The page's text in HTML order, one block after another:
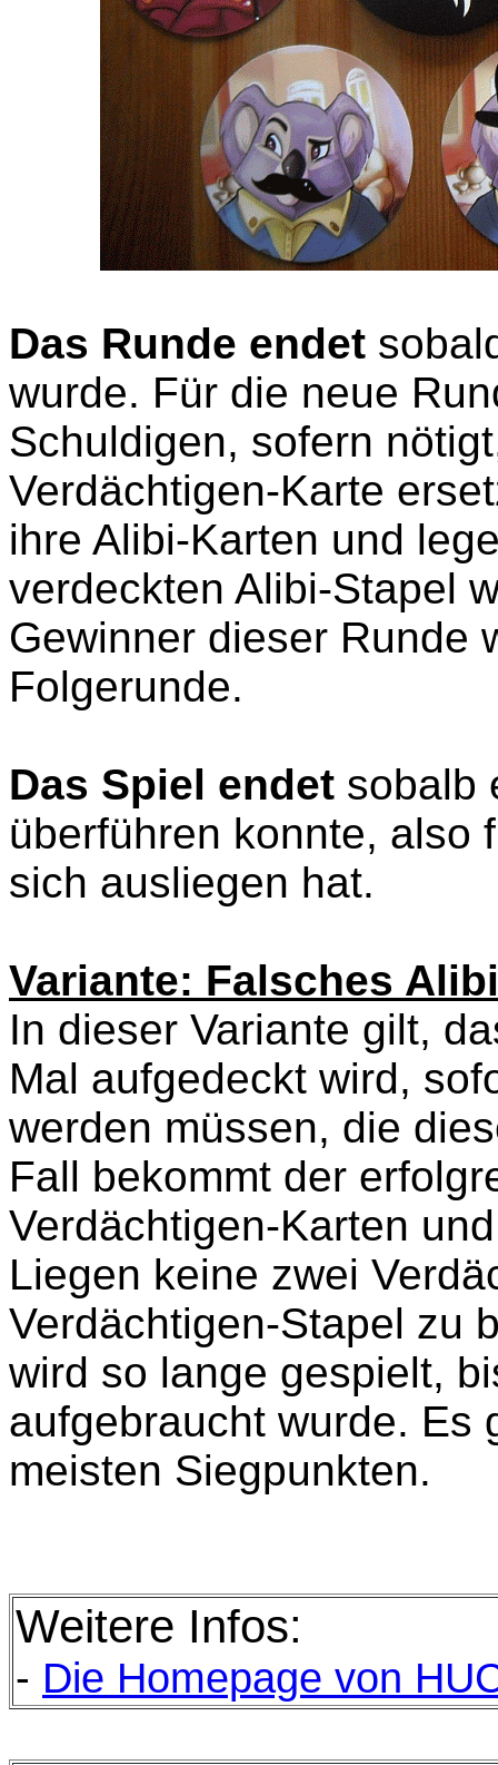
Das Runde endet
wurde. Für die neue
Schuldigen, sofern
Verdächtigen-Karte
ihre Alibi-Karten und
verdeckten Alibi-Stapel
Gewinner dieser Runde
Folgerunde.
Das Spiel endet sobalb
überführen konnte, also
sich ausliegen hat.
Variante: Falsches Alibi
In dieser Variante gilt,
Mal aufgedeckt wird,
werden müssen, die
Fall bekommt der
Verdächtigen-Karten
Liegen keine zwei
Verdächtigen-Stapel zu
wird so lange gespielt,
aufgebraucht wurde. Es
meisten Siegpunkten.
Weitere Infos:
- Die Homepage von